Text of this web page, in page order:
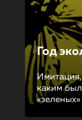
Год
каким
«зеленых»